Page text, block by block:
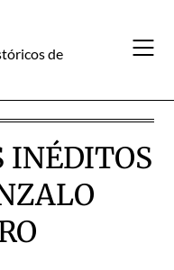
de
INÉDITOS